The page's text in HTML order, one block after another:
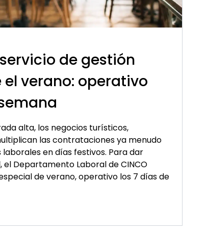
de gestión
verano: operativo
alta, los negocios turísticos,
las contrataciones ya menudo
en días festivos. Para dar
Departamento Laboral de CINCO
de verano, operativo los 7 días de